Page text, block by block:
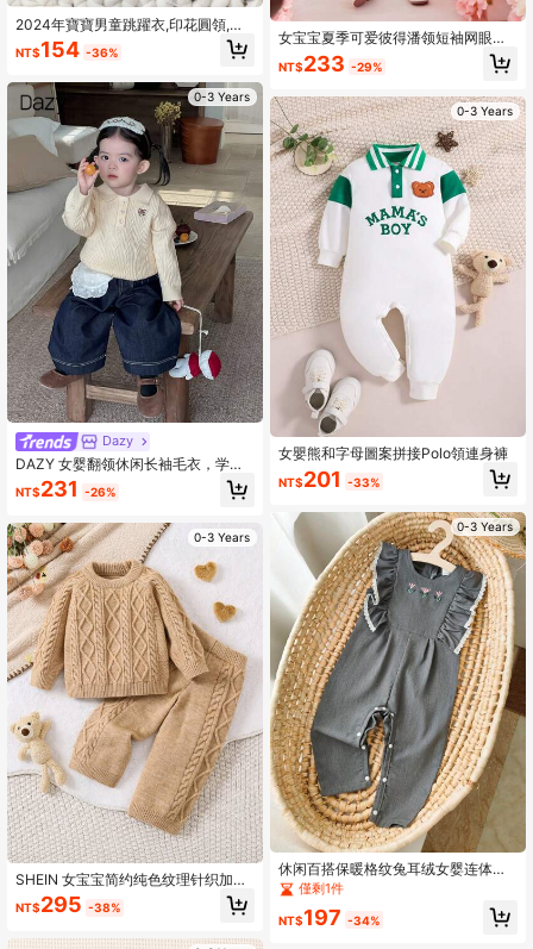
2024年寶寶男童跳躍衣,印花圓領,色
彩碰撞,簡潔休閒時尚,適用於秋冬季節
NT$154 -36%
0-3 Years
Dazy
DAZY 女婴翻领休闲长袖毛衣，学院
风秋冬幼儿女童服装
NT$231 -26%
0-3 Years
SHEIN 女宝宝简约纯色纹理针织加厚
保暖毛衣套装，适合秋冬穿着，保暖
休闲穿着的理想之选
NT$295 -38%
女宝宝夏季可爱彼得潘领短袖网眼连
衣裙
NT$233 -29%
0-3 Years
女嬰熊和字母圖案拼接Polo領連身褲
NT$201 -33%
0-3 Years
休闲百搭保暖格纹兔耳绒女婴连体
衣，底部按扣设计方便穿脱，柔软舒
适的面料呵护宝宝娇嫩肌肤，适合秋
冬季穿着。
僅剩1件
NT$197 -34%